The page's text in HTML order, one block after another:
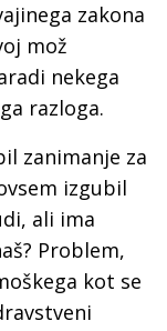
zakona
mož
nekega
razloga.
zanimanje za
izgubil
ali ima
Problem,
kot se